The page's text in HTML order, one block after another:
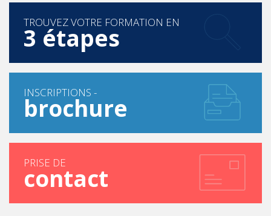
TROUVEZ VOTRE FORMATION EN
3 étapes
INSCRIPTIONS -
brochure
PRISE DE
contact